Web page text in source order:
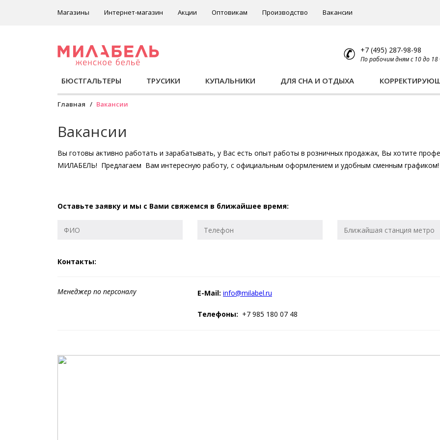
Магазины Интернет-магазин Акции Оптовикам Производство Вакансии
+7 (495) 287-98-98
По рабочим дням с 10 до 18
БЮСТГАЛЬТЕРЫ ТРУСИКИ КУПАЛЬНИКИ ДЛЯ СНА И ОТДЫХА
Главная Вакансии
Вакансии
Вы готовы активно работать и зарабатывать, у Вас есть опыт работы в розничных продажах, Вы хотите
МИЛАБЕЛЬ! Предлагаем Вам интересную работу, c официальным оформлением и удобным сменным графиком!
Оставьте заявку и мы с Вами свяжемся в ближайшее время:
Контакты:
Менеджер по персоналу E-Mail: info@milabel.ru
Телефоны: +7 985 180 07 48